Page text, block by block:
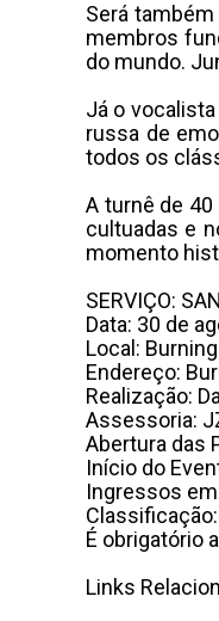
Será
membros
do mundo.
Já o
russa de
todos os
A turnê de
cultuadas e
momento
SERVIÇO:
Data: 30 de
Local:
Endereço:
Realização:
Assessoria:
Abertura das
Início do
Ingressos
É obrigatório
Links